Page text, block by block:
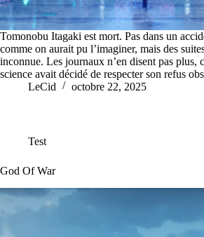
Tomonobu Itagaki est mort. Pas dans un
comme on aurait pu l’imaginer, mais des
inconnue. Les journaux n’en disent pas plus,
science avait décidé de respecter son refus
LeCid
octobre 22, 2025
Test
God Of War